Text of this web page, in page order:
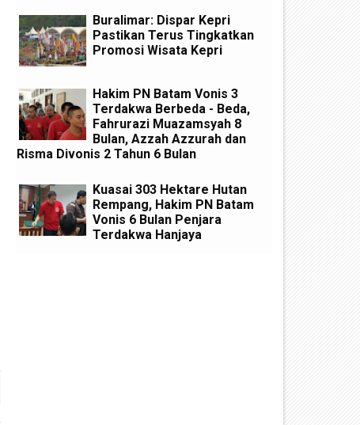
Buralimar: Dispar Kepri
Pastikan Terus Tingkatkan
Promosi Wisata Kepri
Hakim PN Batam Vonis 3
Terdakwa Berbeda - Beda,
Fahrurazi Muazamsyah 8
Bulan, Azzah Azzurah dan
Risma Divonis 2 Tahun 6 Bulan
Kuasai 303 Hektare Hutan
Rempang, Hakim PN Batam
Vonis 6 Bulan Penjara
Terdakwa Hanjaya